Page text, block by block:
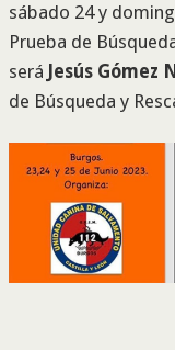
sábado 24 y
Prueba de
será Jesús Gómez
de Búsqueda y